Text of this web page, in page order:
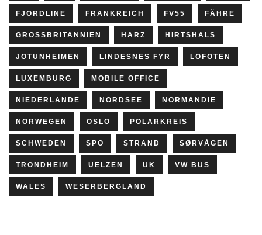
FJORDLINE FRANKREICH FV55 FÄHRE
GROSSBRITANNIEN HARZ HIRTSHALS
JOTUNHEIMEN LINDESNES FYR LOFOTEN
LUXEMBURG MOBILE OFFICE
NIEDERLANDE NORDSEE NORMANDIE
NORWEGEN OSLO POLARKREIS
SCHWEDEN SPO STRAND SØRVÅGEN
TRONDHEIM UELZEN UK VW BUS
WALES WESERBERGLAND